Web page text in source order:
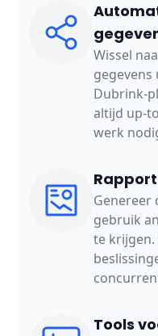
Wissel
Dubrink-
altijd up-
werk
Genereer
gebruik
te krijgen.
Tools